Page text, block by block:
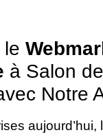
le
à Salon de
Notre
aujourd’hui,